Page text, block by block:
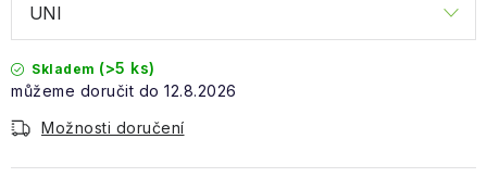
Skladem (>5 ks)
12.8.2026
Možnosti doručení